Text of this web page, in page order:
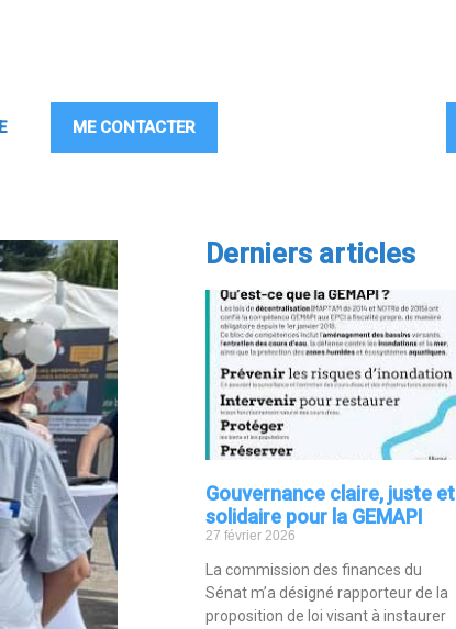
ME CONTACTER
Derniers articles
Gouvernance claire, juste et
solidaire pour la GEMAPI
27 février 2026
La commission des finances du
Sénat m’a désigné rapporteur de la
proposition de loi visant à instaurer